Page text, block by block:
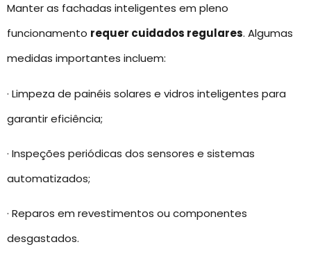
Manter as fachadas inteligentes em pleno
funcionamento requer cuidados regulares. Algumas
medidas importantes incluem:
· Limpeza de painéis solares e vidros inteligentes para
garantir eficiência;
· Inspeções periódicas dos sensores e sistemas
automatizados;
· Reparos em revestimentos ou componentes
desgastados.